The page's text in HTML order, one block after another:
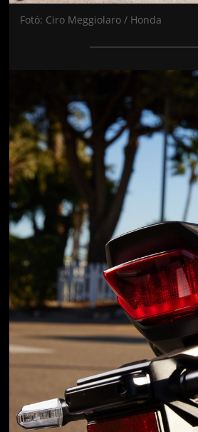
Fotó: Ciro Meggiolaro / Honda
Jön még kép!